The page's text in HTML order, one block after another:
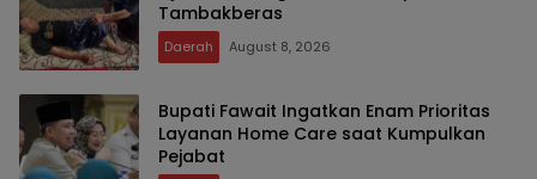
Tambakberas
Daerah August 8, 2026
Bupati Fawait Ingatkan Enam Prioritas
Layanan Home Care saat Kumpulkan
Pejabat